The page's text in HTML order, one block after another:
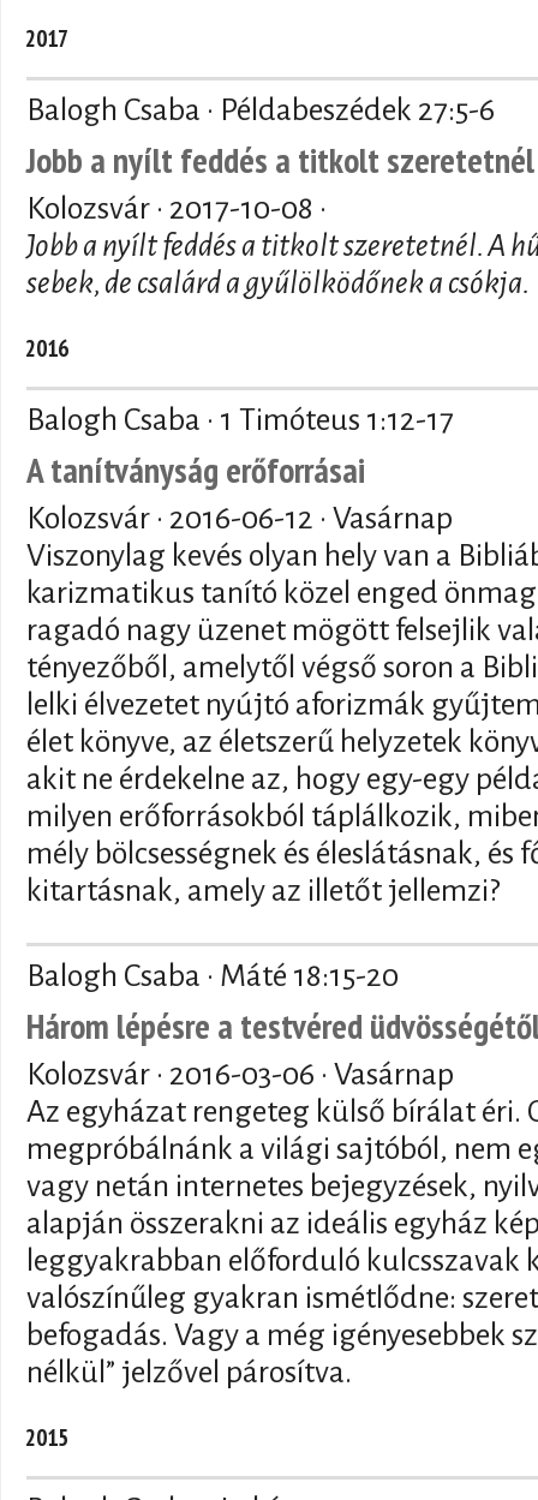
2017
Balogh Csaba · Példabeszédek 27:5-6
Jobb a nyílt feddés a titkolt szeretetnél
Kolozsvár · 2017-10-08 ·
Jobb a nyílt feddés a titkolt szeretetnél. A
sebek, de csalárd a gyűlölködőnek a csókja.
2016
Balogh Csaba · 1 Timóteus 1:12-17
A tanítványság erőforrásai
Kolozsvár · 2016-06-12 · Vasárnap
Viszonylag kevés olyan hely van a
karizmatikus tanító közel enged
ragadó nagy üzenet mögött felsejlik
tényezőből, amelytől végső soron a
lelki élvezetet nyújtó aforizmák
élet könyve, az életszerű helyzetek
akit ne érdekelne az, hogy egy-egy
milyen erőforrásokból táplálkozik,
mély bölcsességnek és éleslátásnak, és
kitartásnak, amely az illetőt jellemzi?
Balogh Csaba · Máté 18:15-20
Három lépésre a testvéred
Kolozsvár · 2016-03-06 · Vasárnap
Az egyházat rengeteg külső bírálat éri.
megpróbálnánk a világi sajtóból, nem
vagy netán internetes bejegyzések,
alapján összerakni az ideális egyház
leggyakrabban előforduló kulcsszavak
valószínűleg gyakran ismétlődne:
befogadás. Vagy a még igényesebbek
nélkül” jelzővel párosítva.
2015